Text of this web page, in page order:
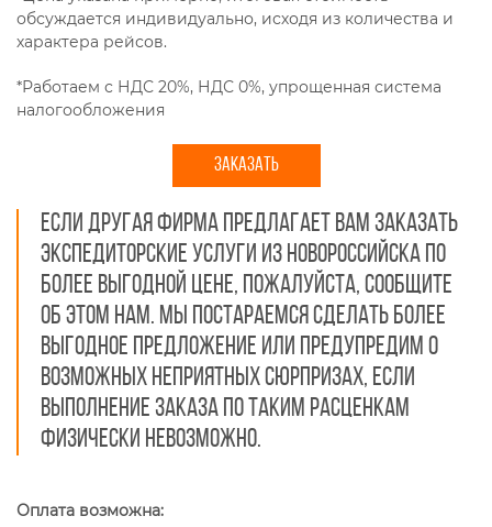
обсуждается индивидуально, исходя из количества и
характера рейсов.
*Работаем с НДС 20%, НДС 0%, упрощенная система
налогообложения
ЗАКАЗАТЬ
Если другая фирма предлагает вам заказать
экспедиторские услуги из Новороссийска по
более выгодной цене, пожалуйста, сообщите
об этом нам. Мы постараемся сделать более
выгодное предложение или предупредим о
возможных неприятных сюрпризах, если
выполнение заказа по таким расценкам
физически невозможно.
Оплата возможна: